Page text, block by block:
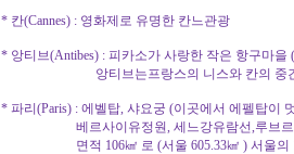
* 칸(Cannes) : 영화제로 유명한 칸느관광
* 앙티브(Antibes) : 피카소가 사랑한 작은 항구마을
앙티브는프랑스의 니스와 칸의 중간에
* 파리(Paris) : 에벨탑, 샤요궁 (이곳에서 에펠탑이
베르사이유정원, 세느강유람선,루브르박
면적 106㎢ 로 (서울 605.33㎢ ) 서울의 1/6